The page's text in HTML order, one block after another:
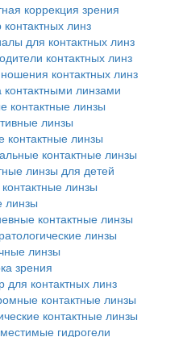
коррекция зрения
линз
для контактных линз
контактных линз
контактных линз
контактными линзами
контактные линзы
линзы
контактные линзы
контактные линзы
линзы для детей
линзы
линзы
контактные линзы
линзы
линзы
зрения
для контактных линз
контактные линзы
контактные линзы
гидрогели